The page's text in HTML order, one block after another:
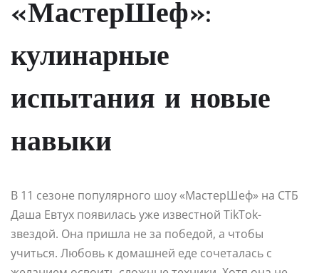
«МастерШеф»:
кулинарные
испытания и новые
навыки
В 11 сезоне популярного шоу «МастерШеф» на СТБ
Даша Евтух появилась уже известной TikTok-
звездой. Она пришла не за победой, а чтобы
учиться. Любовь к домашней еде сочеталась с